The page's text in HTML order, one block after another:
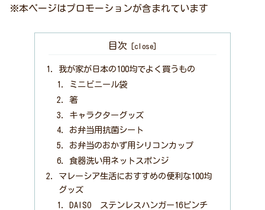
※本ページはプロモーションが含まれています
目次
我が家が日本の100均でよく買うもの
ミニビニール袋
箸
キャラクターグッズ
お弁当用抗菌シート
お弁当のおかず用シリコンカップ
食器洗い用ネットスポンジ
マレーシア生活におすすめの便利な100均
グッズ
DAISO ステンレスハンガー16ピンチ